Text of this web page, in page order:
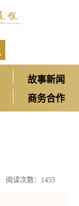
故事新闻
商务合作
阅读次数：1455